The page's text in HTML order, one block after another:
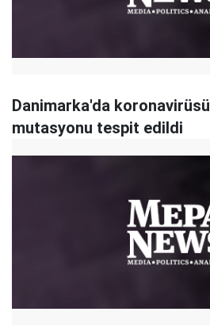
Danimarka'da
mutasyonu tespit edildi